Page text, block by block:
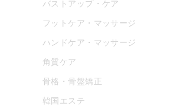
バストアップ・ケア
フットケア・マッサージ
ハンドケア・マッサージ
角質ケア
骨格・骨盤矯正
韓国エステ